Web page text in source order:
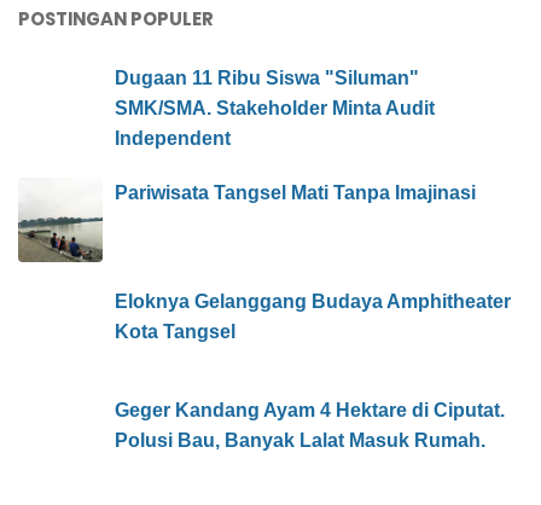
POSTINGAN POPULER
Dugaan 11 Ribu Siswa "Siluman"
SMK/SMA. Stakeholder Minta Audit
Independent
Pariwisata Tangsel Mati Tanpa Imajinasi
Eloknya Gelanggang Budaya Amphitheater
Kota Tangsel
Geger Kandang Ayam 4 Hektare di Ciputat.
Polusi Bau, Banyak Lalat Masuk Rumah.